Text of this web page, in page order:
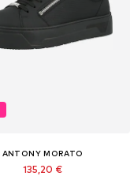
ANTONY MORATO
135,20 €